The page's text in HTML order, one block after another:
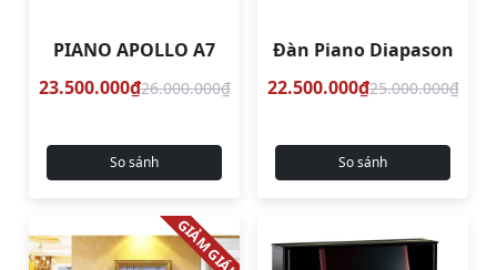
PIANO APOLLO A7
23.500.000₫26.000.000₫
So sánh
Đàn Piano Diapason
22.500.000₫25.000.000₫
So sánh
GIẢM GIÁ!